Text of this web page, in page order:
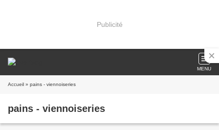
Publicité
MENU
Accueil » pains - viennoiseries
pains - viennoiseries